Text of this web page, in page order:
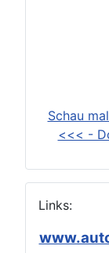
Schau
<<< -
Links: